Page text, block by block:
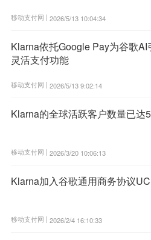
移动支付网 | 2026/5/13 10:04:34
Klarna依托Google Pay为谷歌AI
灵活支付功能
移动支付网 | 2026/5/13 9:02:14
Klarna的全球活跃客户数量已达
移动支付网 | 2026/3/20 10:06:13
Klarna加入谷歌通用商务协议
移动支付网 | 2026/2/4 16:10:33